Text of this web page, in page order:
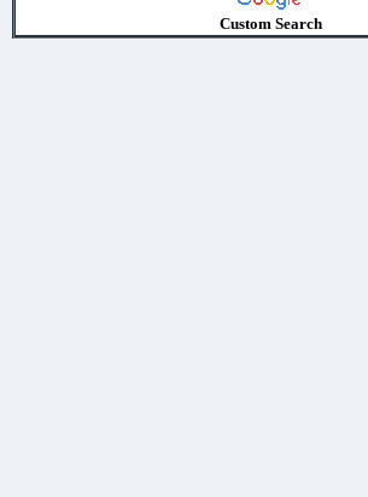
Custom Search